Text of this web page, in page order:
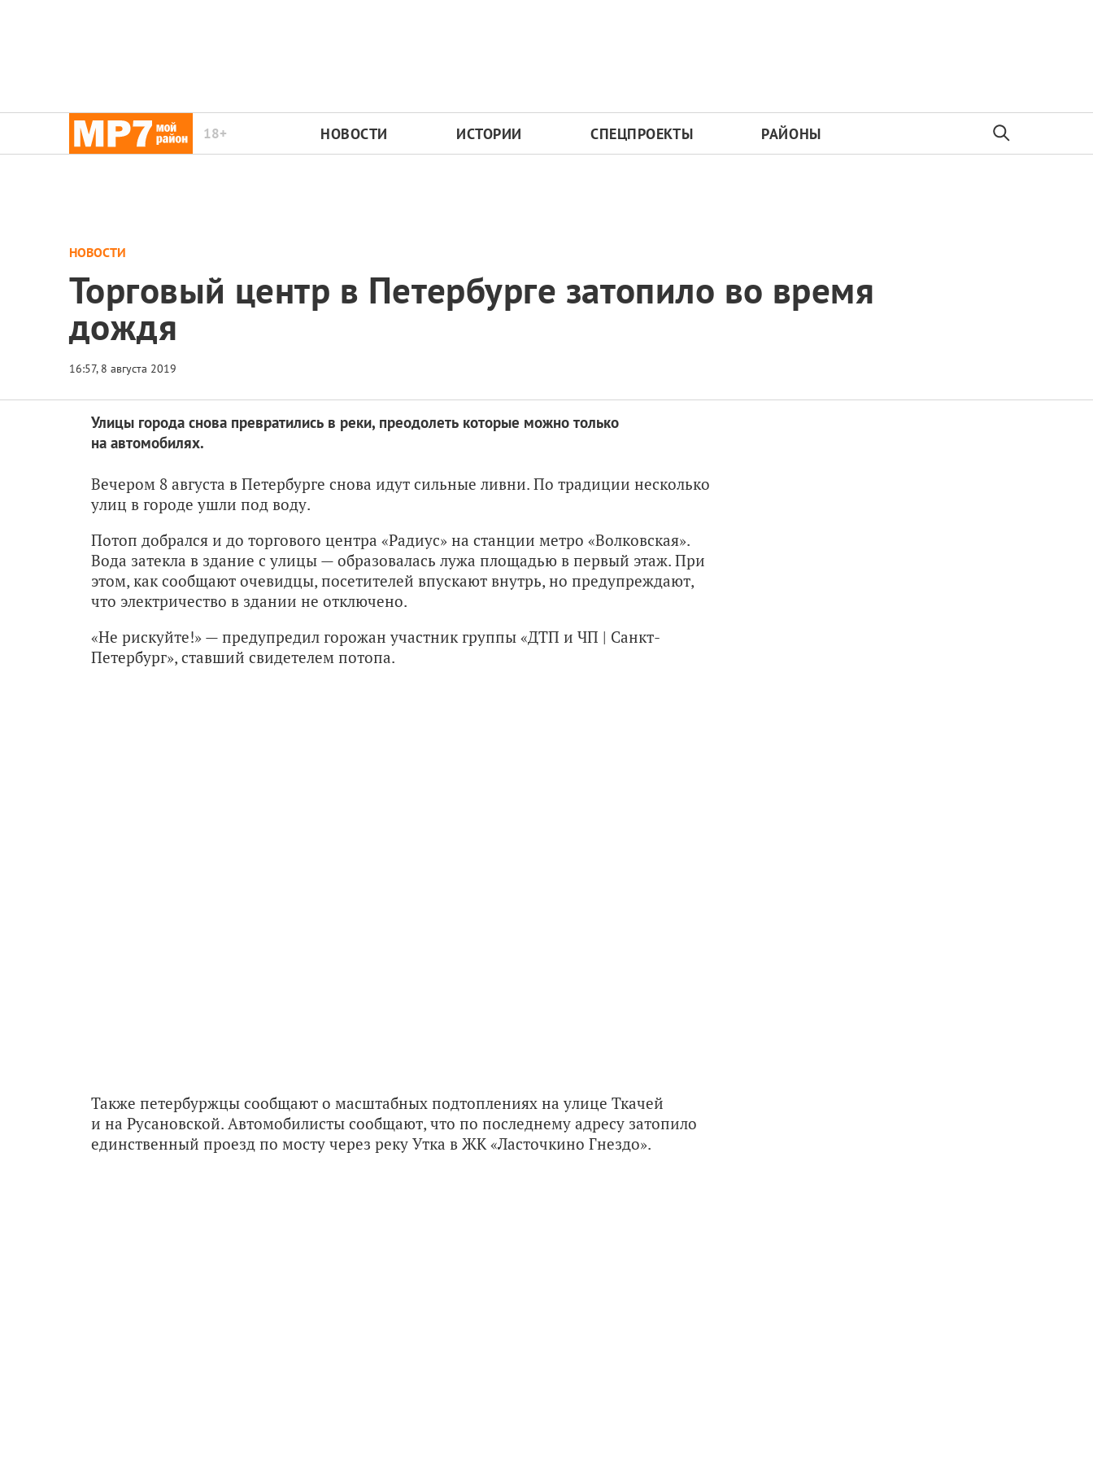
18+ НОВОСТИ ИСТОРИИ СПЕЦПРОЕКТЫ РАЙОНЫ
НОВОСТИ
Торговый центр в Петербурге затопило во время
дождя
Улицы города снова превратились в реки, преодолеть которые можно только
на автомобилях.
Вечером 8 августа в Петербурге снова идут сильные ливни. По традиции несколько
улиц в городе ушли под воду.
Потоп добрался и до торгового центра «Радиус» на станции метро «Волковская».
Вода затекла в здание с улицы — образовалась лужа площадью в первый этаж. При
этом, как сообщают очевидцы, посетителей впускают внутрь, но предупреждают,
что электричество в здании не отключено.
«Не рискуйте!» — предупредил горожан участник группы «ДТП и ЧП | Санкт-
Петербург», ставший свидетелем потопа.
Также петербуржцы сообщают о масштабных подтоплениях на улице Ткачей
и на Русановской. Автомобилисты сообщают, что по последнему адресу затопило
единственный проезд по мосту через реку Утка в ЖК «Ласточкино Гнездо».